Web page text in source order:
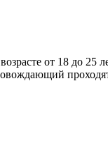
от 18 до 25